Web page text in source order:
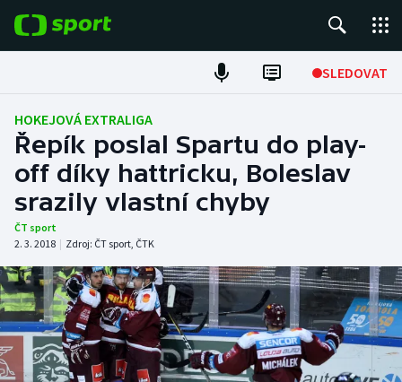
SLEDOVAT
Fotbal
Hokej
Tenis
Atletika
Cyklistika
DALŠÍ SPORTY
Americký fotbal
NEPŘEHLÉDNĚTE
HOKEJOVÁ EXTRALIGA
Řepík poslal Spartu do play-
off díky hattricku, Boleslav
srazily vlastní chyby
ČT sport
2. 3. 2018 | Zdroj: ČT sport, ČTK